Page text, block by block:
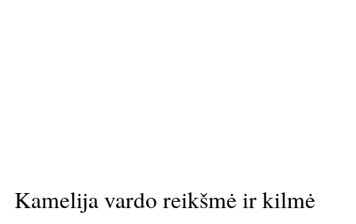
Kamelija vardo reikšmė ir kilmė